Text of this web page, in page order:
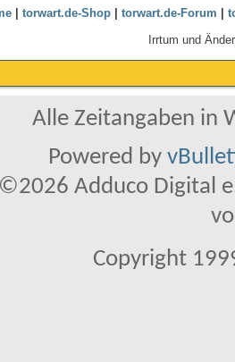
| torwart.de-Shop| torwart.de-Forum |
Irrtum und
Alle Zeitangaben in
Powered by
Adduco Digital
Copyright